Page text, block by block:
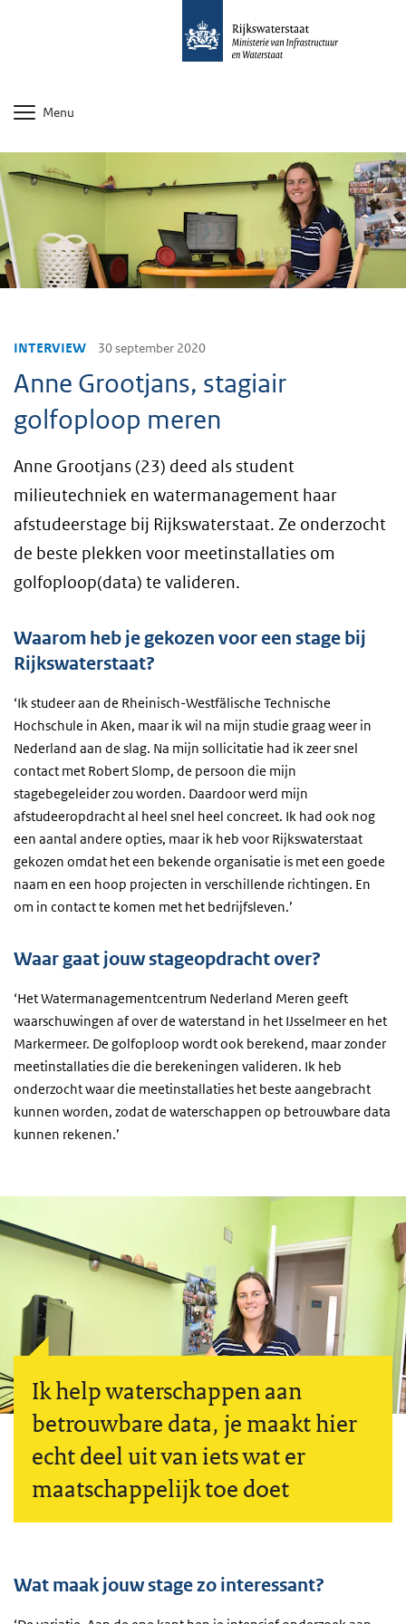
Menu
Anne Grootjans, stagiair
golfoploop meren
INTERVIEW 30 september 2020
Anne Grootjans (23) deed als student
milieutechniek en watermanagement haar
afstudeerstage bij Rijkswaterstaat. Ze onderzocht
de beste plekken voor meetinstallaties om
golfoploop(data) te valideren.
Waarom heb je gekozen voor een stage bij
Rijkswaterstaat?
‘Ik studeer aan de Rheinisch-Westfälische Technische
Hochschule in Aken, maar ik wil na mijn studie graag weer in
Nederland aan de slag. Na mijn sollicitatie had ik zeer snel
contact met Robert Slomp, de persoon die mijn
stagebegeleider zou worden. Daardoor werd mijn
afstudeeropdracht al heel snel heel concreet. Ik had ook nog
een aantal andere opties, maar ik heb voor Rijkswaterstaat
gekozen omdat het een bekende organisatie is met een goede
naam en een hoop projecten in verschillende richtingen. En
om in contact te komen met het bedrijfsleven.’
Waar gaat jouw stageopdracht over?
‘Het Watermanagementcentrum Nederland Meren geeft
waarschuwingen af over de waterstand in het IJsselmeer en het
Markermeer. De golfoploop wordt ook berekend, maar zonder
meetinstallaties die die berekeningen valideren. Ik heb
onderzocht waar die meetinstallaties het beste aangebracht
kunnen worden, zodat de waterschappen op betrouwbare data
kunnen rekenen.’
Ik help waterschappen aan
betrouwbare data, je maakt hier
echt deel uit van iets wat er
maatschappelijk toe doet
Wat maak jouw stage zo interessant?